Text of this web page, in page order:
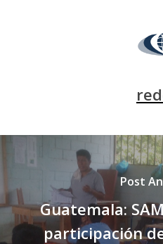
Post
Guatemala:
participación